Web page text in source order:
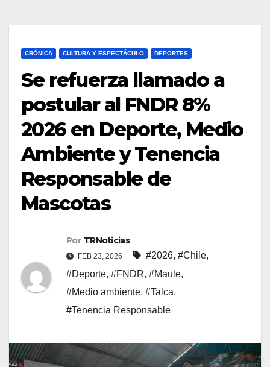
CRÓNICA CULTURA Y ESPECTÁCULO DEPORTES
Se refuerza llamado a
postular al FNDR 8%
2026 en Deporte, Medio
Ambiente y Tenencia
Responsable de
Mascotas
Por TRNoticias
FEB 23, 2026 #2026, #Chile,
#Deporte, #FNDR, #Maule,
#Medio ambiente, #Talca,
#Tenencia Responsable